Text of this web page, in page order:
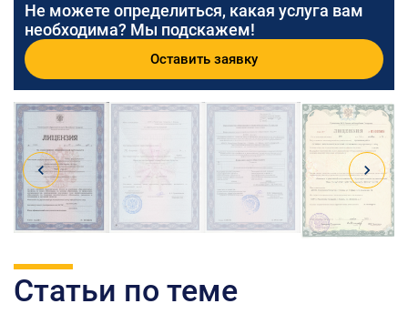
Не можете определиться, какая услуга вам
необходима? Мы подскажем!
Оставить заявку
Статьи по теме